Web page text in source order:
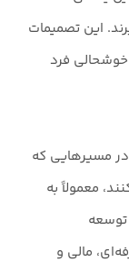
این تصمیمات
خوشحالی فرد
مسیرهایی که
معمولاً به
مالی و